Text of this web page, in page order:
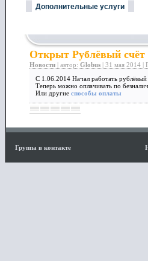
Дополнительные услуги
Открыт Рублёвый счёт
Новости | автор: Globus | 31 мая 2014 |
С 1.06.2014 Начал работать рублёвый
Теперь можно оплачивать по
Или другие способы оплаты
Группа в контакте